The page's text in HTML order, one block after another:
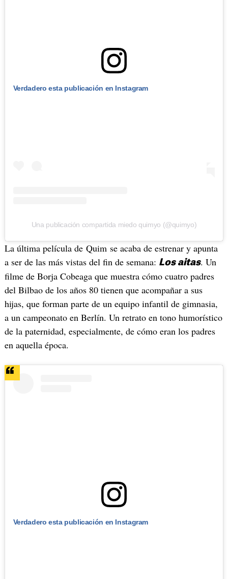
Verdadero esta publicación en Instagram
Una publicación compartida miedo quimyo (@quimyo)
La última película de Quim se acaba de estrenar y apunta
a ser de las más vistas del fin de semana: Los aitas. Un
filme de Borja Cobeaga que muestra cómo cuatro padres
del Bilbao de los años 80 tienen que acompañar a sus
hijas, que forman parte de un equipo infantil de gimnasia,
a un campeonato en Berlín. Un retrato en tono humorístico
de la paternidad, especialmente, de cómo eran los padres
en aquella época.
Verdadero esta publicación en Instagram